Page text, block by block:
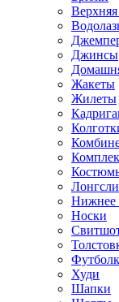
Джинсы
Жакеты
Жилеты
Нижнее
Носки
Худи
Шапки